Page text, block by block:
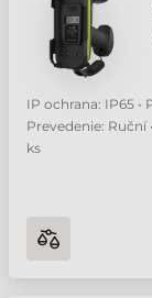
IP ochrana: IP65 •
Prevedenie: Ruční
ks